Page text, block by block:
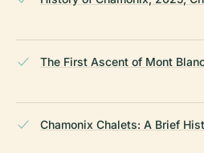
The First Ascent of Mont
Chamonix Chalets: A Brief